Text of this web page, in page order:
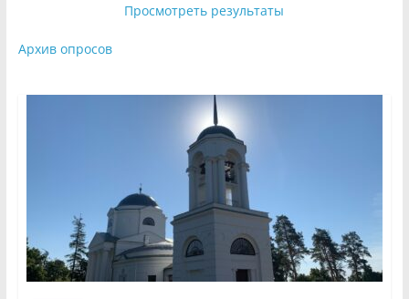
Просмотреть результаты
Архив опросов